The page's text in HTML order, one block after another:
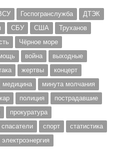
Госпогранслужба
ДТЭК
СБУ США
Труханов
Чёрное море
война
выходные
жертвы
концерт
медицина
минута молчания
полиция
пострадавшие
прокуратура
спасатели спорт
статистика
электроэнергия